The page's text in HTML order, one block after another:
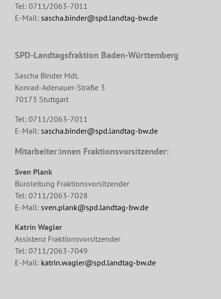
Tel: 0711/2063-7011
E-Mail: sascha.binder@spd.landtag-bw.de
SPD-Landtagsfraktion Baden-Württemberg
Sascha Binder MdL
Konrad-Adenauer-Straße 3
70173 Stuttgart
Tel: 0711/2063-7011
E-Mail: sascha.binder@spd.landtag-bw.de
Mitarbeiter:innen Fraktionsvorsitzender:
Sven Plank
Büroleitung Fraktionsvorsitzender
Tel: 0711/2063-7028
E-Mail: sven.plank@spd.landtag-bw.de
Katrin Wagler
Assistenz Fraktionsvorsitzender
Tel: 0711/2063-7049
E-Mail: katrin.wagler@spd.landtag-bw.de